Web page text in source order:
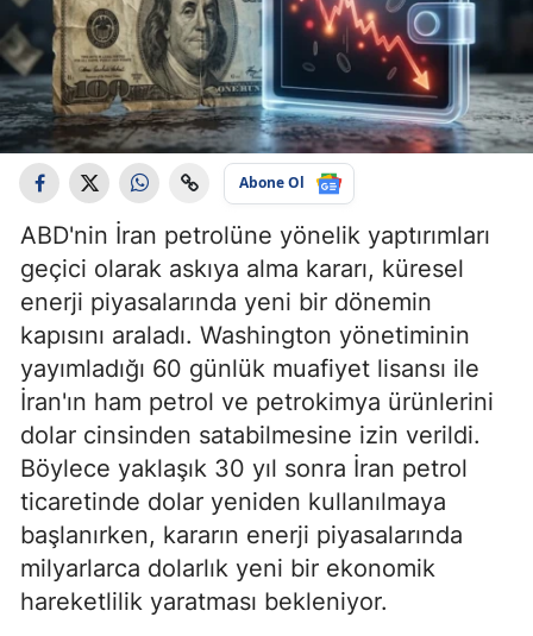
Abone Ol
ABD'nin İran petrolüne yönelik yaptırımları
geçici olarak askıya alma kararı, küresel
enerji piyasalarında yeni bir dönemin
kapısını araladı. Washington yönetiminin
yayımladığı 60 günlük muafiyet lisansı ile
İran'ın ham petrol ve petrokimya ürünlerini
dolar cinsinden satabilmesine izin verildi.
Böylece yaklaşık 30 yıl sonra İran petrol
ticaretinde dolar yeniden kullanılmaya
başlanırken, kararın enerji piyasalarında
milyarlarca dolarlık yeni bir ekonomik
hareketlilik yaratması bekleniyor.